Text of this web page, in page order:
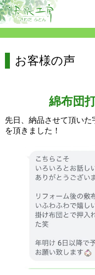
お客様の声
綿布団
先日、納品させて頂い
を頂きました！